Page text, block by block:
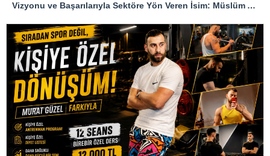
Vizyonu ve Başarılarıyla Sektöre Yön Veren İsim: Müslüm Arslanoğlu